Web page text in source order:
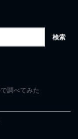
調べてみた